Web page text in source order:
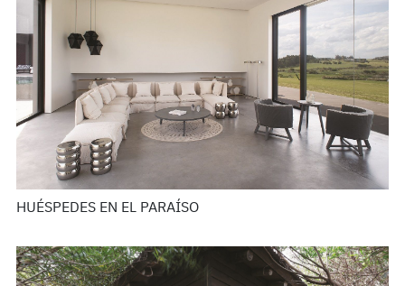
HUÉSPEDES EN EL PARAÍSO